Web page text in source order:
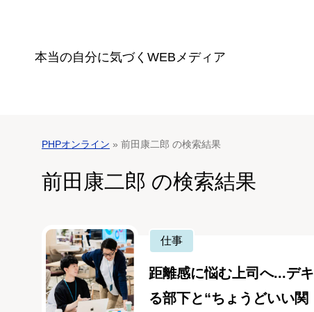
本当の自分に気づく WEBメディア
PHPオンライン » 前田康二郎 の検索結果
前田康二郎 の検索結果
仕事
距離感に悩む上司へ...デキ
る部下と“ちょうどいい関